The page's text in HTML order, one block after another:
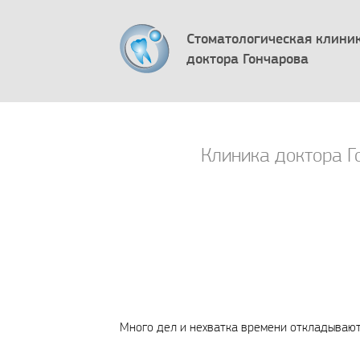
Стоматологическая
доктора Гончарова
Клиника доктора
Много дел и нехватка времени